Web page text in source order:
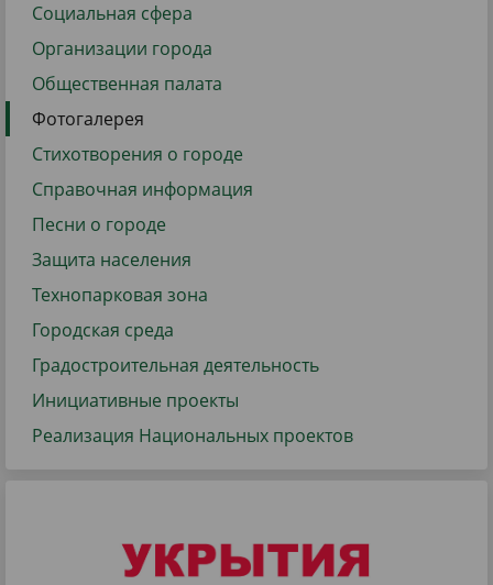
Социальная сфера
Организации города
Общественная палата
Фотогалерея
Стихотворения о городе
Справочная информация
Песни о городе
Защита населения
Технопарковая зона
Городская среда
Градостроительная деятельность
Инициативные проекты
Реализация Национальных проектов